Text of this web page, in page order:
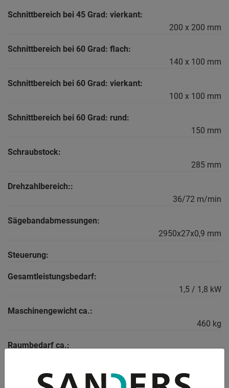
Schnittbereich bei 45 Grad: vierkant:
200 x 200 mm
Schnittbereich bei 60 Grad: flach:
140 x 100 mm
Schnittbereich bei 60 Grad: vierkant:
100 x 100 mm
Schnittbereich bei 60 Grad: rund:
150 mm
Schraubstock:
285 mm
Drehzahlbereich::
36/72 m/min
Sägebandabmessungen:
2950x27x0,9 mm
Steuerung:
Gesamtleistungsbedarf:
1,5 / 1,8 kW
Maschinengewicht ca.:
460 kg
Raumbedarf ca.: